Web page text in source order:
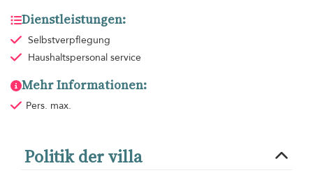
Dienstleistungen:
Selbstverpflegung
Haushaltspersonal service
Mehr Informationen:
Pers. max.
Politik der villa